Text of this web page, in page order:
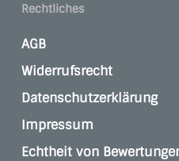
Rechtliches
AGB
Widerrufsrecht
Datenschutzerklärung
Impressum
Echtheit von